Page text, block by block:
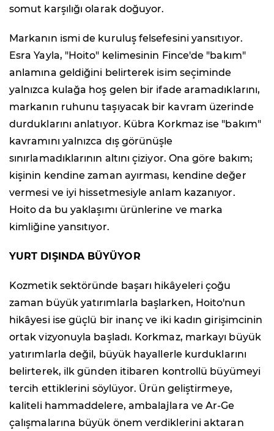
somut karşılığı olarak doğuyor.
Markanın ismi de kuruluş felsefesini yansıtıyor.
Esra Yayla, "Hoito" kelimesinin Fince'de "bakım"
anlamına geldiğini belirterek isim seçiminde
yalnızca kulağa hoş gelen bir ifade aramadıklarını,
markanın ruhunu taşıyacak bir kavram üzerinde
durduklarını anlatıyor. Kübra Korkmaz ise "bakım"
kavramını yalnızca dış görünüşle
sınırlamadıklarının altını çiziyor. Ona göre bakım;
kişinin kendine zaman ayırması, kendine değer
vermesi ve iyi hissetmesiyle anlam kazanıyor.
Hoito da bu yaklaşımı ürünlerine ve marka
kimliğine yansıtıyor.
YURT DIŞINDA BÜYÜYOR
Kozmetik sektöründe başarı hikâyeleri çoğu
zaman büyük yatırımlarla başlarken, Hoito'nun
hikâyesi ise güçlü bir inanç ve iki kadın girişimcinin
ortak vizyonuyla başladı. Korkmaz, markayı büyük
yatırımlarla değil, büyük hayallerle kurduklarını
belirterek, ilk günden itibaren kontrollü büyümeyi
tercih ettiklerini söylüyor. Ürün geliştirmeye,
kaliteli hammaddelere, ambalajlara ve Ar-Ge
çalışmalarına büyük önem verdiklerini aktaran